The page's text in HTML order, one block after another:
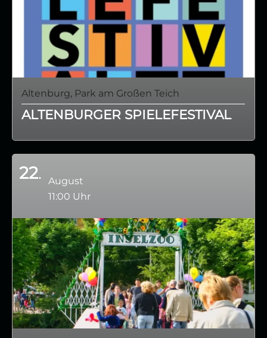
Altenburg, Park am Großen Teich
ALTENBURGER SPIELEFESTIVAL
22
August
11:00 Uhr